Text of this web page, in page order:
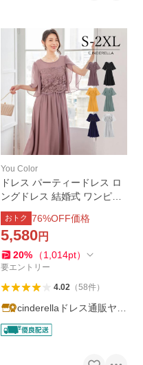
You Color
ドレス パーティードレス ロ
ングドレス 結婚式 ワンピー
ス 成人式 同窓会 大きいサイ
ズ 謝恩会 二次会 卒業式 入学
式 フォーマルドレス 30代 20
代 40代 yj188336
おトク 76%OFF価格
5,580円
20% （1,014pt）
要エントリー
4.02 （58件）
cinderellaドレス通販ヤフ
ー店